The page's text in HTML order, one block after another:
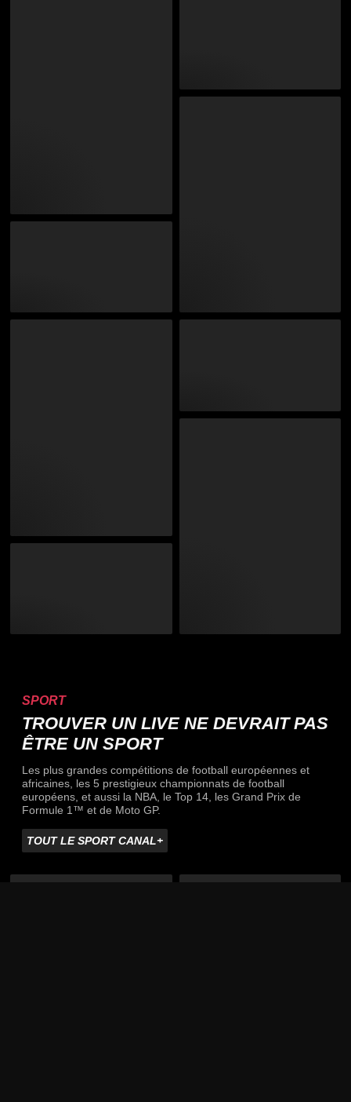
SPORT
TROUVER UN LIVE NE DEVRAIT PAS
ÊTRE UN SPORT
Les plus grandes compétitions de football européennes et
africaines, les 5 prestigieux championnats de football
européens, et aussi la NBA, le Top 14, les Grand Prix de
Formule 1™ et de Moto GP.
TOUT LE SPORT CANAL+